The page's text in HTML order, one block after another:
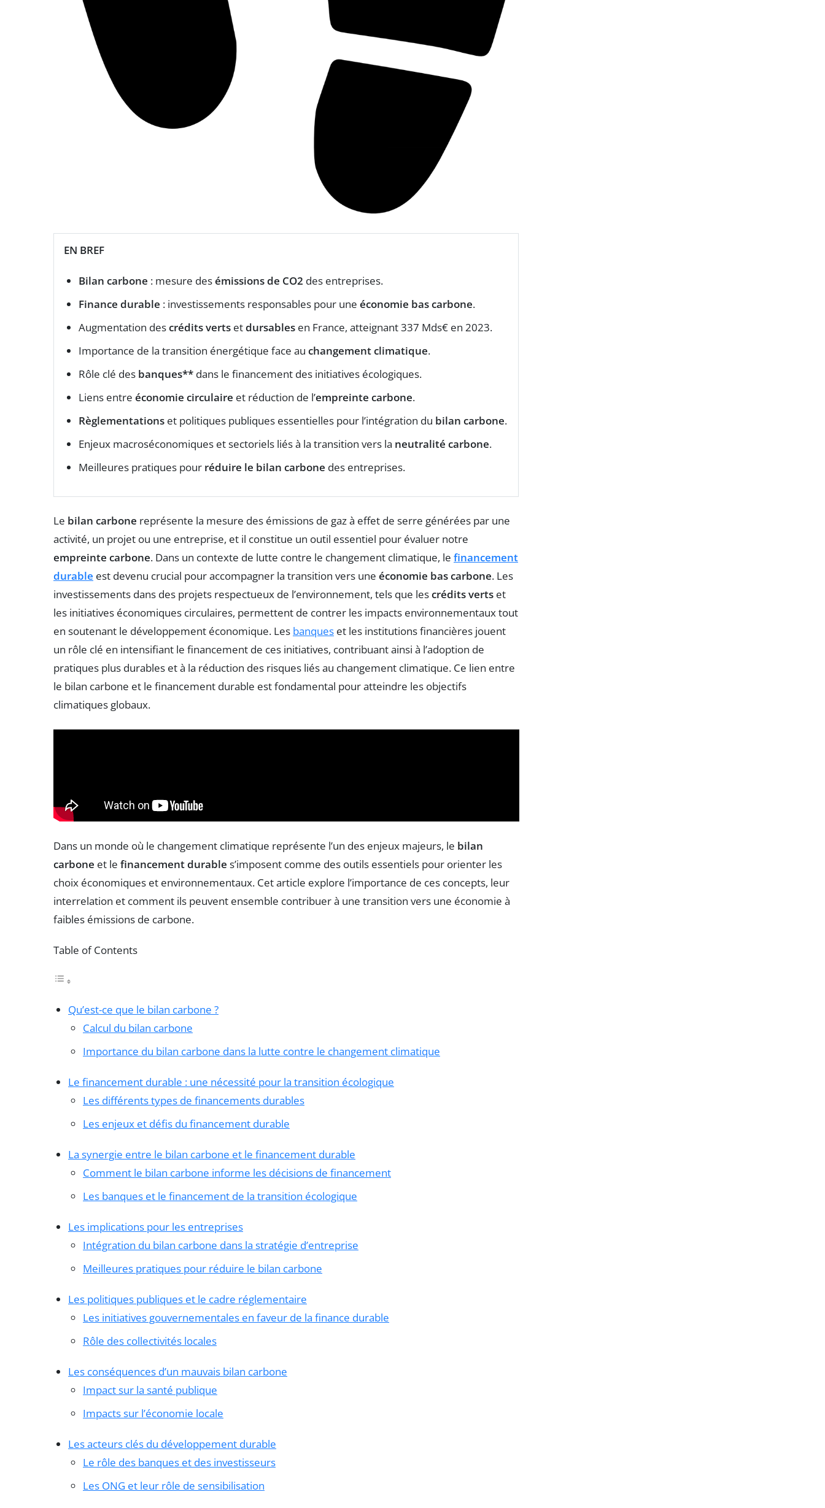
EN BREF
Bilan carbone : mesure desémissions de CO2 des entreprises.
Finance durable : investissements responsables pour une économie bas carbone.
Augmentation descrédits verts etdursables en France, atteignant 337 Mds€ en 2023.
Importance de la transition énergétique face au changement climatique.
Rôle clé des banques** dans le financement des initiatives écologiques.
Liens entre économie circulaire et réduction de l’empreinte carbone.
Règlementations et politiques publiques essentielles pour l’intégration du bilan carbone.
Enjeux macroséconomiques et sectoriels liés à la transition vers la neutralité carbone.
Meilleures pratiques pour réduire le bilan carbone des entreprises.
Le bilan carbone représente la mesure des émissions de gaz à effet de serre générées par une
activité, un projet ou une entreprise, et il constitue un outil essentiel pour évaluer notre
empreinte carbone. Dans un contexte de lutte contre le changement climatique, le financement
durable est devenu crucial pour accompagner la transition vers une économie bas carbone. Les
investissements dans des projets respectueux de l’environnement, tels que lescrédits verts et
les initiatives économiques circulaires, permettent de contrer les impacts environnementaux tout
en soutenant le développement économique. Les banques et les institutions financières jouent
un rôle clé en intensifiant le financement de ces initiatives, contribuant ainsi à l’adoption de
pratiques plus durables et à la réduction des risques liés au changement climatique. Ce lien entre
le bilan carbone et le financement durable est fondamental pour atteindre les objectifs
climatiques globaux.
Dans un monde où le changement climatique représente l’un des enjeux majeurs, le bilan
carbone et le financement durable s’imposent comme des outils essentiels pour orienter les
choix économiques et environnementaux. Cet article explore l’importance de ces concepts, leur
interrelation et comment ils peuvent ensemble contribuer à une transition vers une économie à
faibles émissions de carbone.
Table of Contents
Qu’est-ce que le bilan carbone ?
Calcul du bilan carbone
Importance du bilan carbone dans la lutte contre le changement climatique
Le financement durable : une nécessité pour la transition écologique
Les différents types de financements durables
Les enjeux et défis du financement durable
La synergie entre le bilan carbone et le financement durable
Comment le bilan carbone informe les décisions de financement
Les banques et le financement de la transition écologique
Les implications pour les entreprises
Intégration du bilan carbone dans la stratégie d’entreprise
Meilleures pratiques pour réduire le bilan carbone
Les politiques publiques et le cadre réglementaire
Les initiatives gouvernementales en faveur de la finance durable
Rôle des collectivités locales
Les conséquences d’un mauvais bilan carbone
Impact sur la santé publique
Impacts sur l’économie locale
Les acteurs clés du développement durable
Le rôle des banques et des investisseurs
Les ONG et leur rôle de sensibilisation